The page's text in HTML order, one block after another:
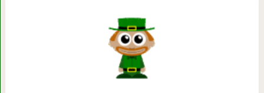
Горло, желудок, печень: